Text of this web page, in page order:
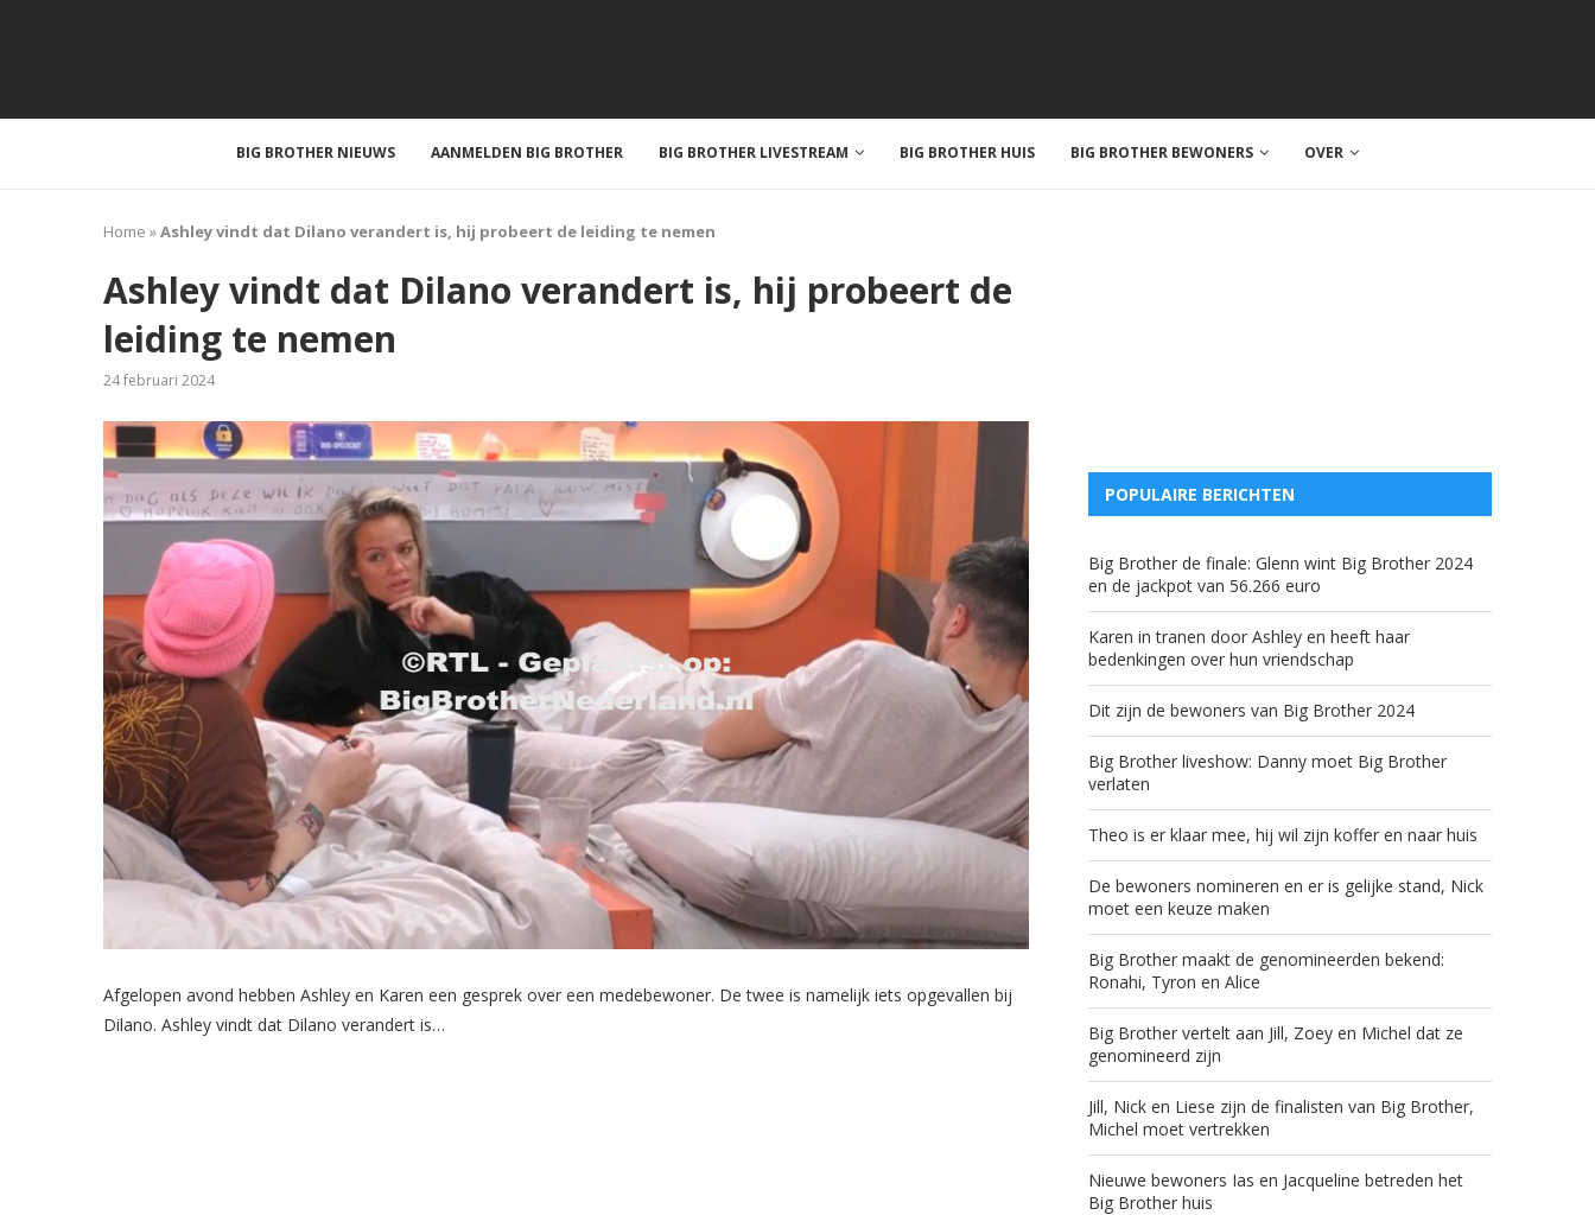
BIG BROTHER NIEUWS AANMELDEN BIG BROTHER BIG BROTHER LIVESTREAM BIG BROTHER HUIS BIG BROTHER BEWONERS OVER
Home »Ashley vindt dat Dilano verandert is, hij probeert de leiding te nemen
Ashley vindt dat Dilano verandert is, hij probeert de
leiding te nemen
24 februari 2024
Afgelopen avond hebben Ashley en Karen een gesprek over een medebewoner. De twee is namelijk iets opgevallen bij
Dilano. Ashley vindt dat Dilano verandert is…
POPULAIRE BERICHTEN
Big Brother de finale: Glenn wint Big Brother 2024
en de jackpot van 56.266 euro
Karen in tranen door Ashley en heeft haar
bedenkingen over hun vriendschap
Dit zijn de bewoners van Big Brother 2024
Big Brother liveshow: Danny moet Big Brother
verlaten
Theo is er klaar mee, hij wil zijn koffer en naar huis
De bewoners nomineren en er is gelijke stand, Nick
moet een keuze maken
Big Brother maakt de genomineerden bekend:
Ronahi, Tyron en Alice
Big Brother vertelt aan Jill, Zoey en Michel dat ze
genomineerd zijn
Jill, Nick en Liese zijn de finalisten van Big Brother,
Michel moet vertrekken
Nieuwe bewoners Ias en Jacqueline betreden het
Big Brother huis